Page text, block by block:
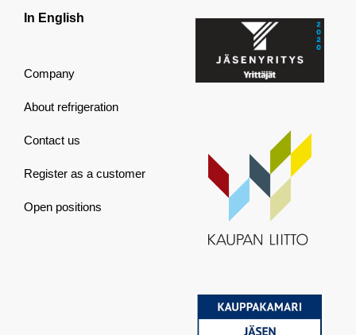
In English
Company
About refrigeration
Contact us
Register as a customer
Open positions